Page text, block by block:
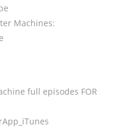
Machines:
full episodes FOR